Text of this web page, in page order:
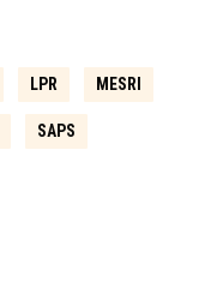
LPR MESRI
SAPS